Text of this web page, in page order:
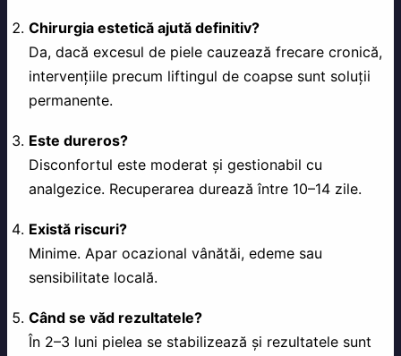
Chirurgia estetică ajută definitiv?
Da, dacă excesul de piele cauzează frecare cronică,
intervențiile precum liftingul de coapse sunt soluții
permanente.
Este dureros?
Disconfortul este moderat și gestionabil cu
analgezice. Recuperarea durează între 10–14 zile.
Există riscuri?
Minime. Apar ocazional vânătăi, edeme sau
sensibilitate locală.
Când se văd rezultatele?
În 2–3 luni pielea se stabilizează și rezultatele sunt